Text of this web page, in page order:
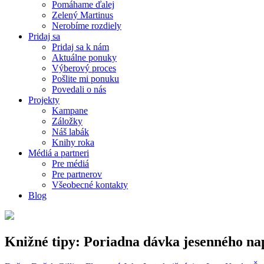
Pomáhame ďalej
Zelený Martinus
Nerobíme rozdiely
Pridaj sa
Pridaj sa k nám
Aktuálne ponuky
Výberový proces
Pošlite mi ponuku
Povedali o nás
Projekty
Kampane
Záložky
Náš labák
Knihy roka
Médiá a partneri
Pre médiá
Pre partnerov
Všeobecné kontakty
Blog
Knižné tipy: Poriadna dávka jesenného